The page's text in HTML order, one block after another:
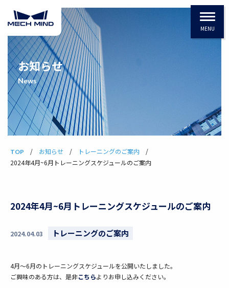
MENU
お知らせ
News
TOP お知らせ
トレーニングのご案内
2024年4月~6月トレーニングスケジュールのご案内
2024年4月~6月トレーニングスケジュールのご案内
2024.04.03 トレーニングのご案内
4月～6月のトレーニングスケジュールを公開いたしました。
ご興味のある方は、是非こちらよりお申し込みください。